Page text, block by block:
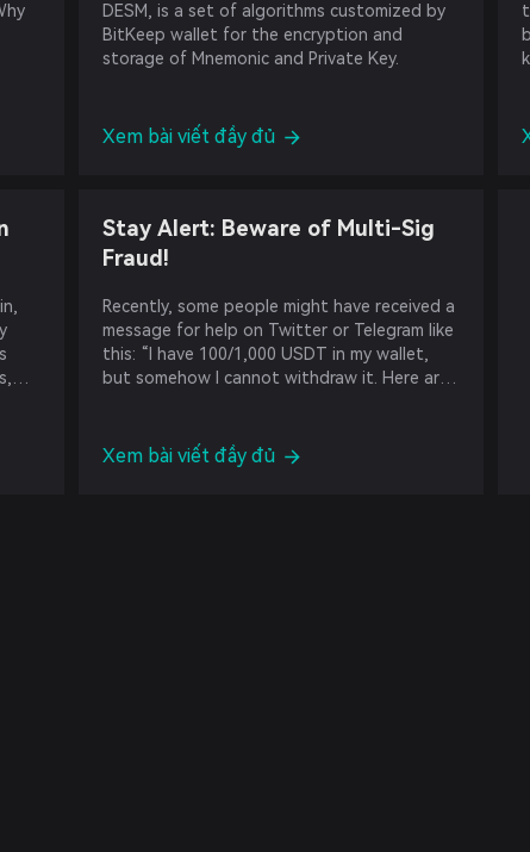
DESM, is a set of algorithms customized by
BitKeep wallet for the encryption and
storage of Mnemonic and Private Key.
Xem bài viết đầy đủ
Stay Alert: Beware of Multi-Sig
Fraud!
Recently, some people might have received a
message for help on Twitter or Telegram like
this: “I have 100/1,000 USDT in my wallet,
but somehow I cannot withdraw it. Here are
withdraw, you will get some USDT as a
Xem bài viết đầy đủ